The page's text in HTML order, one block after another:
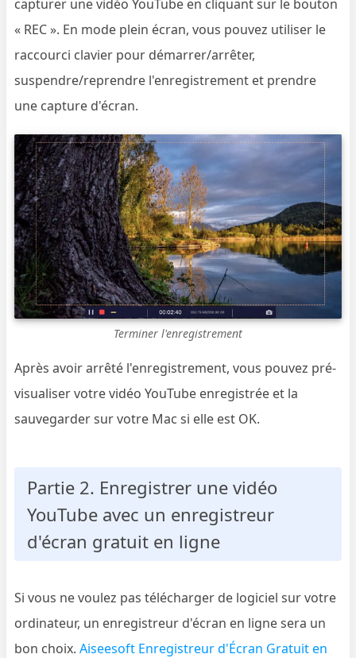
capturer une vidéo YouTube en cliquant sur le bouton
« REC ». En mode plein écran, vous pouvez utiliser le
raccourci clavier pour démarrer/arrêter,
suspendre/reprendre l'enregistrement et prendre
une capture d'écran.
Terminer l'enregistrement
Après avoir arrêté l'enregistrement, vous pouvez pré-
visualiser votre vidéo YouTube enregistrée et la
sauvegarder sur votre Mac si elle est OK.
Partie 2. Enregistrer une vidéo
YouTube avec un enregistreur
d'écran gratuit en ligne
Si vous ne voulez pas télécharger de logiciel sur votre
ordinateur, un enregistreur d'écran en ligne sera un
bon choix.Aiseesoft Enregistreur d'Écran Gratuit en